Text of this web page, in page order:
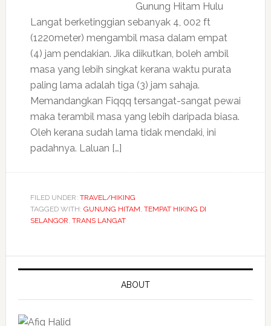
Gunung Hitam Hulu
Langat berketinggian sebanyak 4, 002 ft
(1220meter) mengambil masa dalam empat
(4) jam pendakian. Jika diikutkan, boleh ambil
masa yang lebih singkat kerana waktu purata
paling lama adalah tiga (3) jam sahaja.
Memandangkan Fiqqq tersangat-sangat pewai
maka terambil masa yang lebih daripada biasa.
Oleh kerana sudah lama tidak mendaki, ini
padahnya. Laluan […]
FILED UNDER: TRAVEL/HIKING
TAGGED WITH: GUNUNG HITAM, TEMPAT HIKING DI
SELANGOR, TRANS LANGAT
ABOUT